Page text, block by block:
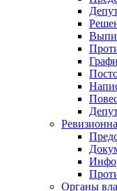
Органы